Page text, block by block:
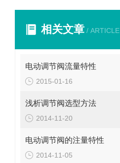
相关文章 / ARTICLE
电动调节阀流量特性
2015-01-16
浅析调节阀选型方法
2014-11-20
电动调节阀的注量特性
2014-11-05